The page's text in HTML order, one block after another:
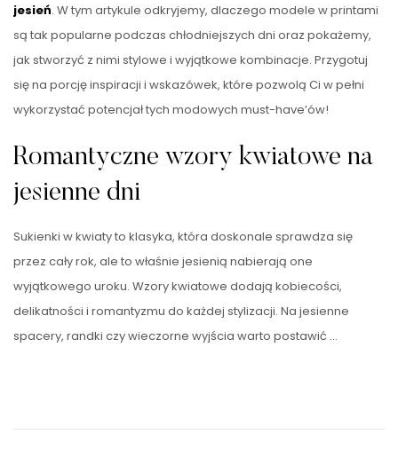
jesień. W tym artykule odkryjemy, dlaczego modele w printami
są tak popularne podczas chłodniejszych dni oraz pokażemy,
jak stworzyć z nimi stylowe i wyjątkowe kombinacje. Przygotuj
się na porcję inspiracji i wskazówek, które pozwolą Ci w pełni
wykorzystać potencjał tych modowych must-have’ów!
Romantyczne wzory kwiatowe na
jesienne dni
Sukienki w kwiaty to klasyka, która doskonale sprawdza się
przez cały rok, ale to właśnie jesienią nabierają one
wyjątkowego uroku. Wzory kwiatowe dodają kobiecości,
delikatności i romantyzmu do każdej stylizacji. Na jesienne
spacery, randki czy wieczorne wyjścia warto postawić …